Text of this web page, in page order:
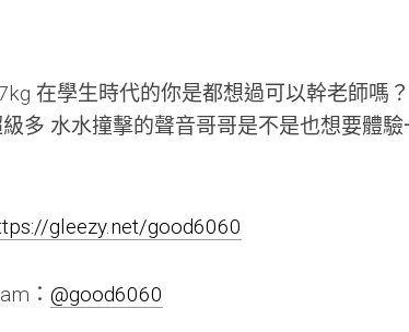
在學生時代的你是都想過可以幹老師嗎
多 水水撞擊的聲音哥哥是不是也想要體
gleezy.net/good6060
： @good6060